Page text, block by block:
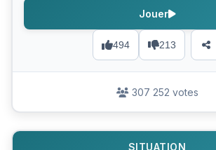
494 213
Jouer
307 252 votes
SITUATION